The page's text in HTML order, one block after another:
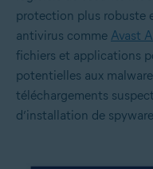
protection plus robuste
antivirus comme Avast
fichiers et applications
potentielles aux
téléchargements
d’installation de